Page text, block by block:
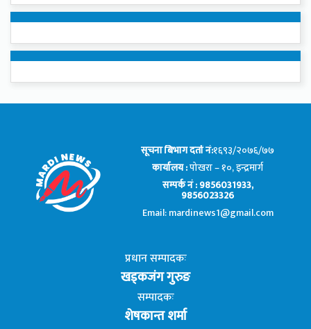
सूचना बिभाग दर्ता नं:१६९३/२०७६/७७
कार्यालय :पोखरा – १०, इन्द्रमार्ग
सम्पर्क नं : 9856031933,
9856023326
Email: mardinews1@gmail.com
प्रधान सम्पादकः
खड्कजंग गुरुङ
सम्पादकः
शेषकान्त शर्मा